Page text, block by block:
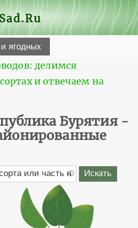
ягодных
делимся
и отвечаем на
Бурятия -